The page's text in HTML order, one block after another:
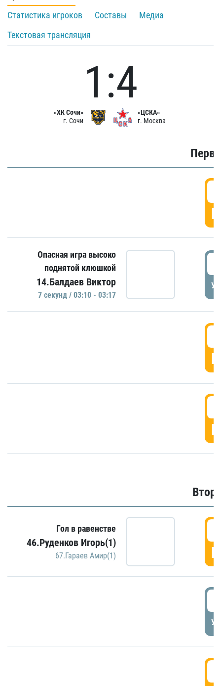
Статистика игроков
Составы
Медиа
Текстовая трансляция
«ХК Сочи»
г. Сочи
1:4
«ЦСКА»
г. Москва
Опасная игра высоко
поднятой клюшкой
14.Балдаев Виктор
7 секунд / 03:10 - 03:17
Гол в равенстве
46.Руденков Игорь(1)
67.Гараев Амир(1)